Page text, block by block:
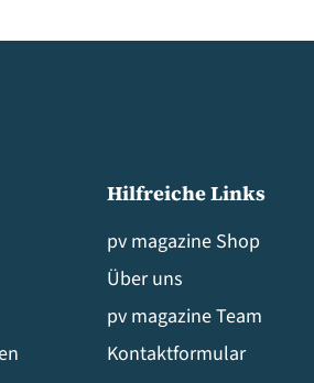
Hilfreiche Links
pv magazine Shop
Über uns
pv magazine Team
Kontaktformular